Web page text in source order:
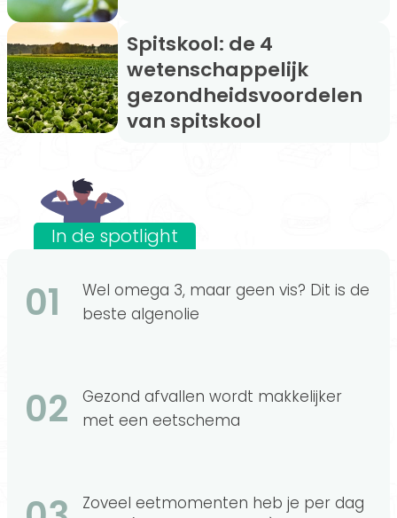
Spitskool: de 4
wetenschappelijk
gezondheidsvoordelen
van spitskool
In de spotlight
01
Wel omega 3, maar geen vis? Dit is de
beste algenolie
02
Gezond afvallen wordt makkelijker
met een eetschema
Zoveel eetmomenten heb je per dag